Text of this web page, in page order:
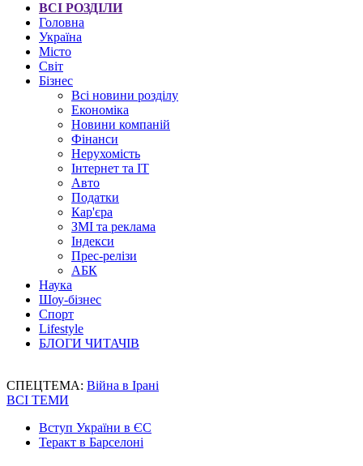
ВСІ РОЗДІЛИ
Головна
Україна
Місто
Світ
Бізнес
Всі новини розділу
Економіка
Новини компаній
Фінанси
Нерухомість
Інтернет та IT
Авто
Податки
Кар'єра
ЗМІ та реклама
Індекси
Прес-релізи
АБК
Наука
Шоу-бізнес
Спорт
Lifestyle
БЛОГИ ЧИТАЧІВ
СПЕЦТЕМА: Війна в Ірані
ВСІ ТЕМИ
Вступ України в ЄС
Теракт в Барселоні